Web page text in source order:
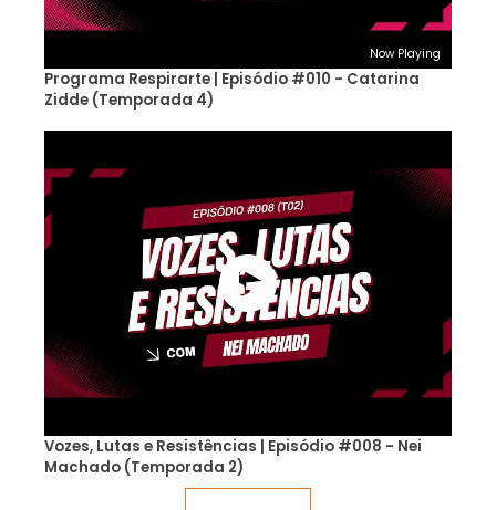
Now Playing
Programa Respirarte | Episódio #010 - Catarina
Zidde (Temporada 4)
Vozes, Lutas e Resistências | Episódio #008 - Nei
Machado (Temporada 2)